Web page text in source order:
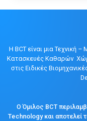
Η BCT είναι μια Τεχνική
Κατασκευές Καθαρών
στις Ειδικές
Ο Όμιλος BCT
Technology και αποτελεί